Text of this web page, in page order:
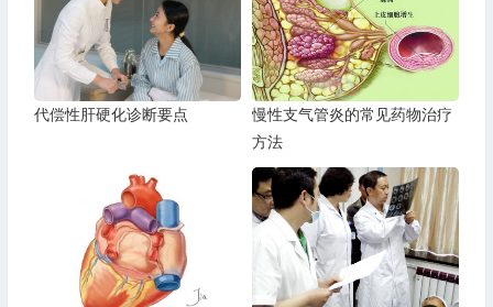
代偿性肝硬化诊断要点
慢性支气管炎的常见药物治疗
方法